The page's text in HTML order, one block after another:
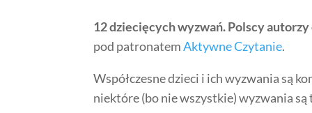
12 dziecięcych wyzwań. Polscy
pod patronatemAktywne Czytanie.
Współczesne dzieci i ich wyzwania są
niektóre (bo nie wszystkie) wyzwania są